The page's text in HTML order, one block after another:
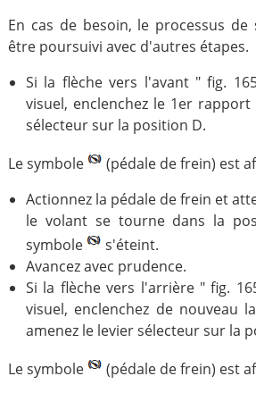
En cas de besoin, le processus
être poursuivi avec d'autres étapes.
Si la flèche vers l'avant " fig.
visuel, enclenchez le 1er
sélecteur sur la position D.
Le symbole
(pédale de frein) est
Actionnez la pédale de frein et
le volant se tourne dans la
symbole
s'éteint.
Avancez avec prudence.
Si la flèche vers l'arrière " fig.
visuel, enclenchez de nouveau
amenez le levier sélecteur sur la
Le symbole
(pédale de frein) est